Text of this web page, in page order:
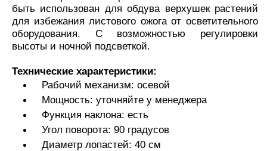
быть использован для обдува верхушек растений
для избежания листового ожога от осветительного
оборудования. С возможностью регулировки
высоты и ночной подсветкой.
Технические характеристики:
Рабочий механизм: осевой
Мощность: уточняйте у менеджера
Функция наклона: есть
Угол поворота: 90 градусов
Диаметр лопастей: 40 см